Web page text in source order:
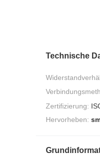
Technische
Zertifizierung:
Hervorheben: